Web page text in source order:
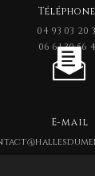
04 93 03 20
06 61 30 56
E-mail